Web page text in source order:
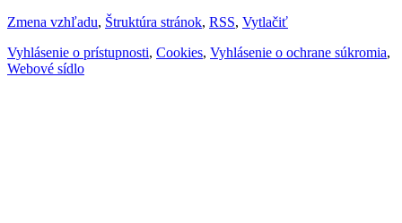
Zmena vzhľadu, Štruktúra stránok, RSS, Vytlačiť
Vyhlásenie o prístupnosti, Cookies, Vyhlásenie o ochrane súkromia,
Webové sídlo